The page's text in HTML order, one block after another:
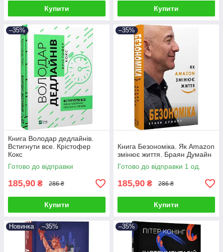
Купити Купити
–35%
Книга Володар дедлайнів.
Встигнути все. Крістофер
Кокс
Готово до відправки
185,90 ₴ 286 ₴
Купити
–35%
Книга Безономіка. Як Amazon
змінює життя. Браян Думайн
Готово до відправки 1 од.
185,90 ₴ 286 ₴
Купити
Новинка –35% –35%